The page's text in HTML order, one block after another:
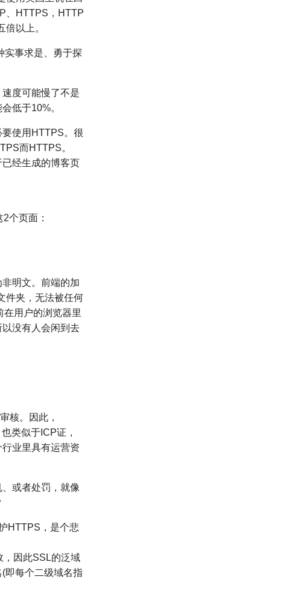
、HTTPS，HTTP
以上。
实事求是、勇于探
度可能慢了不是
低于10%。
使用HTTPS。很
而HTTPS。
经生成的博客页
个页面：
明文。前端的加
件夹，无法被任何
在用户的浏览器里
没有人会闲到去
核。因此，
类似于ICP证，
业里具有运营资
或者处罚，就像
HTTPS，是个悲
，因此SSL的泛域
即每个二级域名指